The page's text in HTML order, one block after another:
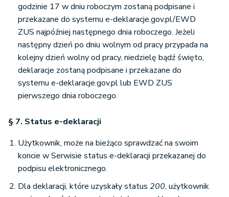
godzinie 17 w dniu roboczym zostaną podpisane i
przekazane do systemu e-deklaracje.gov.pl/EWD
ZUS najpóźniej następnego dnia roboczego. Jeżeli
następny dzień po dniu wolnym od pracy przypada na
kolejny dzień wolny od pracy, niedzielę bądź święto,
deklaracje zostaną podpisane i przekazane do
systemu e-deklaracje.gov.pl lub EWD ZUS
pierwszego dnia roboczego.
§ 7. Status e-deklaracji
Użytkownik, może na bieżąco sprawdzać na swoim
koncie w Serwisie status e-deklaracji przekazanej do
podpisu elektronicznego.
Dla deklaracji, które uzyskały status 200, użytkownik